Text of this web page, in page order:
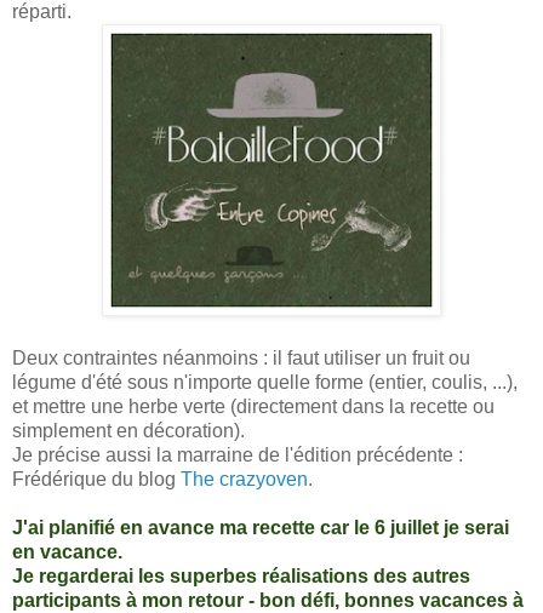
réparti.
Deux contraintes néanmoins : il faut utiliser un fruit ou
légume d'été sous n'importe quelle forme (entier, coulis, ...),
et mettre une herbe verte (directement dans la recette ou
simplement en décoration).
Je précise aussi la marraine de l'édition précédente :
Frédérique du blog The crazyoven.
J'ai planifié en avance ma recette car le 6 juillet je serai
en vacance.
Je regarderai les superbes réalisations des autres
participants à mon retour - bon défi, bonnes vacances à